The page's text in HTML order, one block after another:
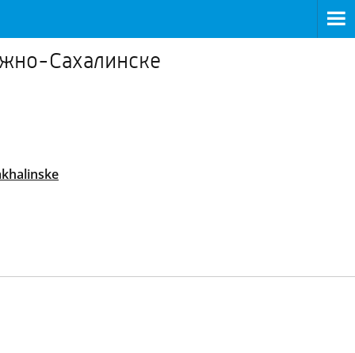
Сахалинске